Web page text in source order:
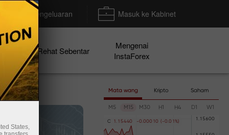
Deposit/Pengeluaran Masuk ke Kabinet
Rehat Sebentar
Mengenai
InstaForex
Mata wang Kripto Saham
M5 M15 M30 H1 H4 D1 W1
C 1 . 1 5440 -0 .000 1 0 ( -0 .0 1 %
States,